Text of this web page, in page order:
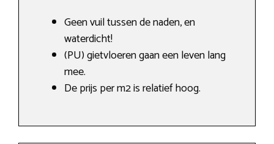
Geen vuil tussen de naden, en
waterdicht!
(PU) gietvloeren gaan een leven lang
mee.
De prijs per m2 is relatief hoog.